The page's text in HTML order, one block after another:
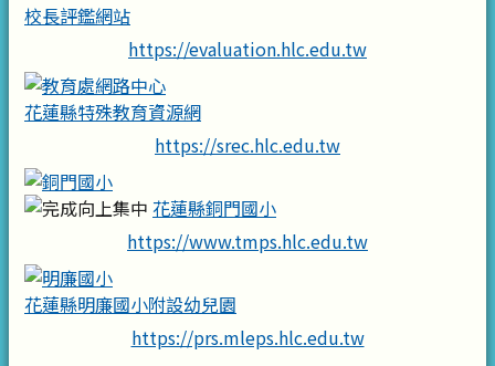
校長評鑑網站
https://evaluation.hlc.edu.tw
花蓮縣特殊教育資源網
https://srec.hlc.edu.tw
花蓮縣銅門國小
https://www.tmps.hlc.edu.tw
花蓮縣明廉國小附設幼兒園
https://prs.mleps.hlc.edu.tw